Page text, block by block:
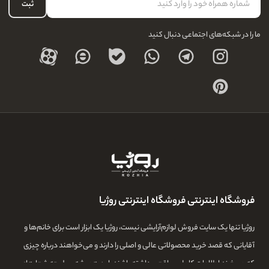
درباره ما ثبت
ما را در شبکه‌های اجتماعی دنبال کنید
فروشگاه اینترنتی فروشگاه اینترنتی روژیا
روژیا تنها یک سایت فروش لوازم‌آرایشی نیست، روژیا یک ابزار است برای خانم‌ها و
آقایانی که قصد خرید محصولاتی عالی و اصلی را دارند و می‌خواهند درباره چیزی
که می‌خرند اطلاعات کامل و واقعی داشته باشند. این همیشه سرلوحه شعارهای